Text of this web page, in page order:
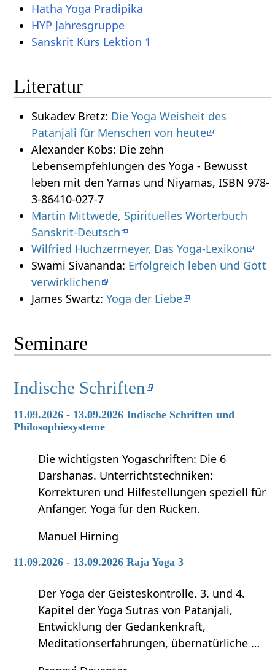
Hatha Yoga Pradipika
HYP Jahresgruppe
Sanskrit Kurs Lektion 1
Literatur
Sukadev Bretz: Die Yoga Weisheit des
Patanjali für Menschen von heute
Alexander Kobs: Die zehn
Lebensempfehlungen des Yoga - Bewusst
leben mit den Yamas und Niyamas, ISBN 978-
3-86410-027-7
Martin Mittwede, Spirituelles Wörterbuch
Sanskrit-Deutsch
Wilfried Huchzermeyer, Das Yoga-Lexikon
Swami Sivananda: Erfolgreich leben und Gott
verwirklichen
James Swartz: Yoga der Liebe
Seminare
Indische Schriften
11.09.2026 - 13.09.2026 Indische Schriften und
Philosophiesysteme
Die wichtigsten Yogaschriften: Die 6
Darshanas. Unterrichtstechniken:
Korrekturen und Hilfestellungen speziell für
Anfänger, Yoga für den Rücken.
Manuel Hirning
11.09.2026 - 13.09.2026 Raja Yoga 3
Der Yoga der Geisteskontrolle. 3. und 4.
Kapitel der Yoga Sutras von Patanjali,
Entwicklung der Gedankenkraft,
Meditationserfahrungen, übernatürliche …